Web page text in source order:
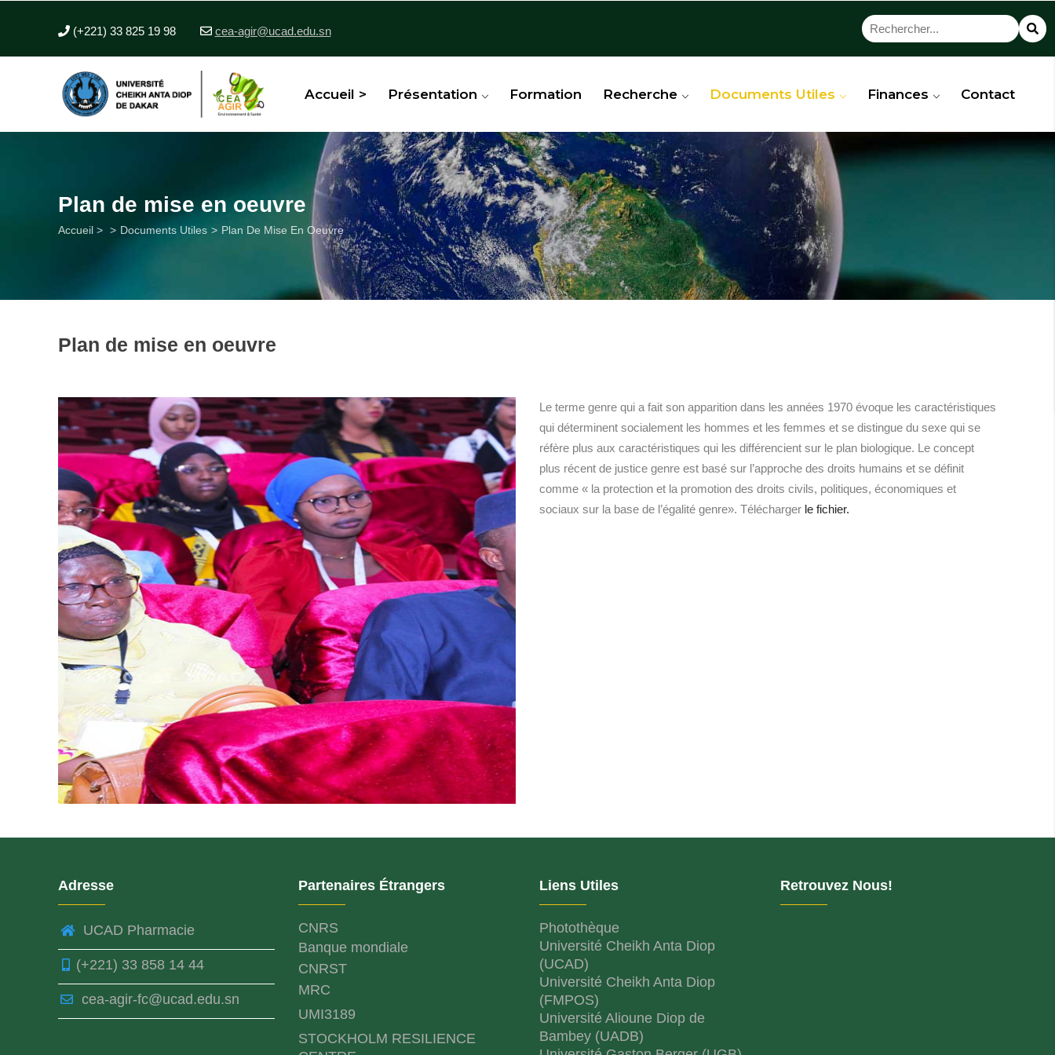
(+221) 33 825 19 98 cea-agir@ucad.edu.sn
Accueil > Présentation Formation Recherche Documents Utiles Finances Contact
Plan de mise en oeuvre
Fil
Accueil > Documents Utiles Plan De Mise En Oeuvre
Plan de mise en oeuvre
Le terme genre qui a fait son apparition dans les années 1970 évoque les caractéristiques
qui déterminent socialement les hommes et les femmes et se distingue du sexe qui se
réfère plus aux caractéristiques qui les différencient sur le plan biologique. Le concept
plus récent de justice genre est basé sur l’approche des droits humains et se définit
comme « la protection et la promotion des droits civils, politiques, économiques et
sociaux sur la base de l’égalité genre». Télécharger le fichier.
Adresse
UCAD Pharmacie
(+221) 33 858 14 44
cea-agir-fc@ucad.edu.sn
Partenaires Étrangers
CNRS
Banque mondiale
CNRST
MRC
UMI3189
STOCKHOLM RESILIENCE
Liens Utiles
Photothèque
Université Cheikh Anta Diop
(UCAD)
Université Cheikh Anta Diop
(FMPOS)
Université Alioune Diop de
Bambey (UADB)
Retrouvez Nous!